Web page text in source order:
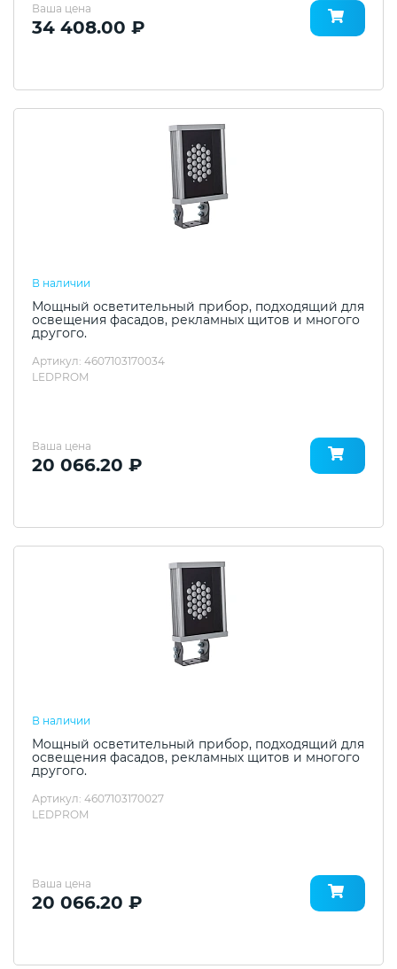
Ваша цена
34 408.00 ₽
В наличии
Мощный осветительный прибор, подходящий для
освещения фасадов, рекламных щитов и многого
другого.
Артикул: 4607103170034
LEDPROM
Ваша цена
20 066.20 ₽
В наличии
Мощный осветительный прибор, подходящий для
освещения фасадов, рекламных щитов и многого
другого.
Артикул: 4607103170027
LEDPROM
Ваша цена
20 066.20 ₽